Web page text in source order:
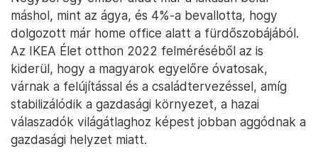
máshol, mint az ágya, és 4%-a bevallotta, hogy
dolgozott már home office alatt a fürdőszobájából.
Az IKEA Élet otthon 2022 felméréséből az is
kiderül, hogy a magyarok egyelőre óvatosak,
várnak a felújítással és a családtervezéssel, amíg
stabilizálódik a gazdasági környezet, a hazai
válaszadók világátlaghoz képest jobban aggódnak a
gazdasági helyzet miatt.